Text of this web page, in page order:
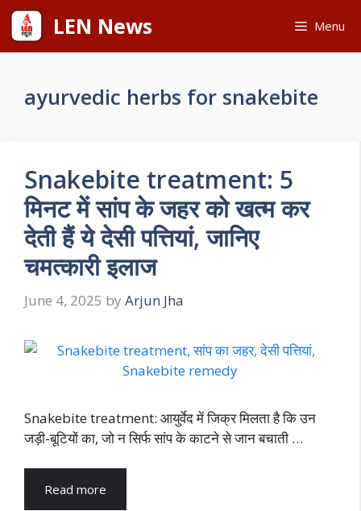
Skip
content
LEN News Menu
ayurvedic herbs for snakebite
Snakebite treatment: 5
मिनट में सांप के जहर को खत्म कर
देती हैं ये देसी पत्तियां, जानिए
चमत्कारी इलाज
June 4, 2025 by Arjun Jha
Snakebite treatment: आयुर्वेद में जिक्र मिलता है कि उन
जड़ी-बूटियों का, जो न सिर्फ सांप के काटने से जान बचाती …
Read more